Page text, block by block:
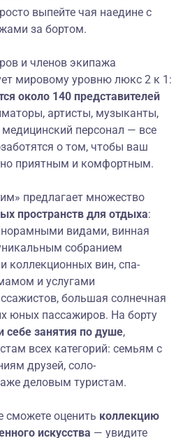
выпейте чая наедине с
за бортом.
и членов экипажа
мировому уровню люкс 2 к 1:
около 140 представителей
артисты, музыканты,
персонал — все
о том, чтобы ваш
приятным и комфортным.
предлагает множество
пространств для отдыха:
видами, винная
собранием
коллекционных вин, спа-
и услугами
большая солнечная
юных пассажиров. На борту
занятия по душе,
всех категорий: семьям с
друзей, соло-
деловым туристам.
сможете оценить коллекцию
искусства — увидите